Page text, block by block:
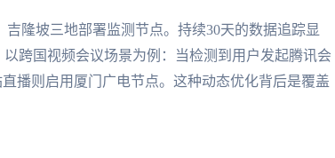
隆坡三地部署监测节点。持续30天的数据追踪显
跨国视频会议场景为例：当检测到用户发起腾讯会
播则启用厦门广电节点。这种动态优化背后是覆盖